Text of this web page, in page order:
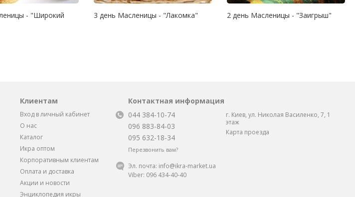
- "Широкий
3 день Масленицы - "Лакомка" 2 день Масленицы - "Заигрыш"
Клиентам
Вход в личный кабинет
О нас
Каталог
Икра оптом
Корпоративным клиентам
Оплата и доставка
Акции и новости
Энциклопедия икры
Контактная информация
044 384-10-74
096 883-84-03
095 632-18-34
Перезвонить вам?
г. Киев, ул. Николая Василенко, 7, 1
этаж
Карта проезда
Эл. почта: info@ikra-market.ua
Viber: 096 434-40-40